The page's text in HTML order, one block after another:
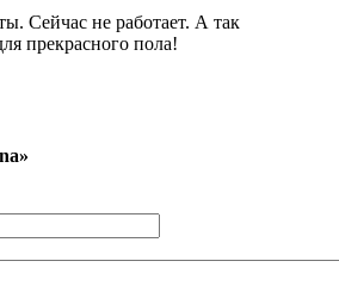
Сейчас не работает. А так
прекрасного пола!